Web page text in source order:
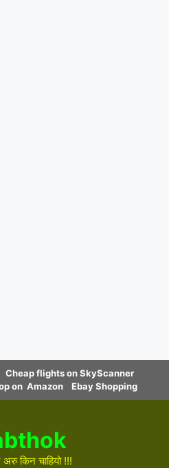
Cheap flights on SkyScanner
on Amazon Ebay Shopping
किन चाहियो !!!